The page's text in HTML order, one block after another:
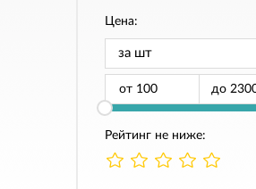
Цена:
от до
Рейтинг не ниже: